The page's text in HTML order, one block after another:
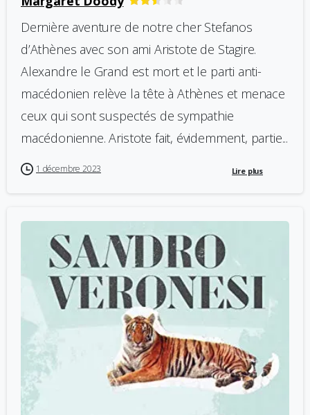
Dernière aventure de notre cher Stefanos
d’Athènes avec son ami Aristote de Stagire.
Alexandre le Grand est mort et le parti anti-
macédonien relève la tête à Athènes et menace
ceux qui sont suspectés de sympathie
macédonienne. Aristote fait, évidemment, partie...
1 décembre 2023 Lire plus